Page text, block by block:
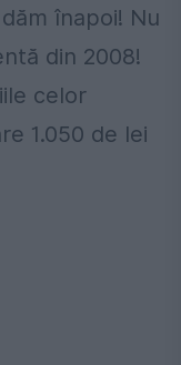
înapoi! Nu
din 2008!
celor
1.050 de lei